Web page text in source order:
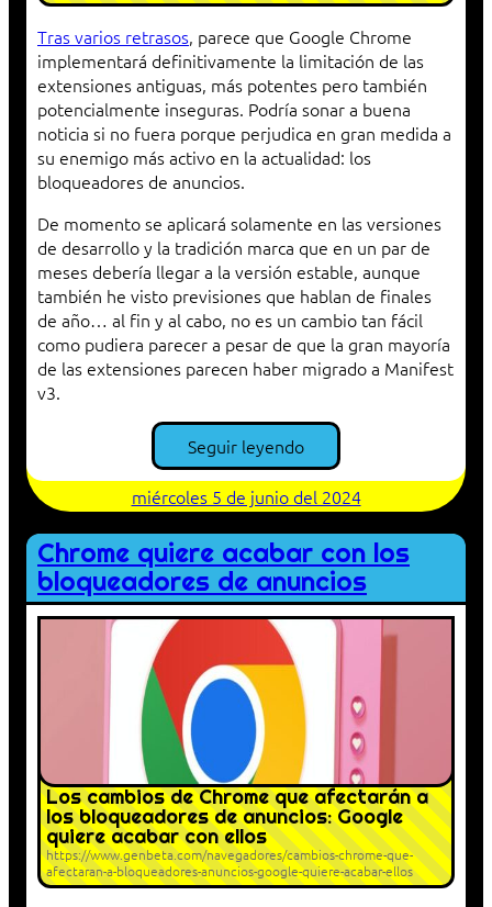
Tras varios retrasos, parece que Google Chrome
implementará definitivamente la limitación de las
extensiones antiguas, más potentes pero también
potencialmente inseguras. Podría sonar a buena
noticia si no fuera porque perjudica en gran medida a
su enemigo más activo en la actualidad: los
bloqueadores de anuncios.
De momento se aplicará solamente en las versiones
de desarrollo y la tradición marca que en un par de
meses debería llegar a la versión estable, aunque
también he visto previsiones que hablan de finales
de año… al fin y al cabo, no es un cambio tan fácil
como pudiera parecer a pesar de que la gran mayoría
de las extensiones parecen haber migrado a Manifest
v3.
Seguir leyendo
miércoles 5 de junio del 2024
Chrome quiere acabar con los
bloqueadores de anuncios
Los cambios de Chrome que afectarán a
los bloqueadores de anuncios: Google
quiere acabar con ellos
https://www.genbeta.com/navegadores/cambios-chrome-que-
afectaran-a-bloqueadores-anuncios-google-quiere-acabar-ellos